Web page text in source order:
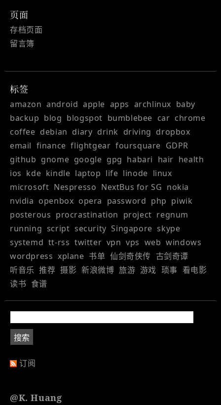
页面
存档页面
留言簿
标签
amazon android apple apps archlinux baby
backup blog blogspot bumblebee car chrome
coffee debian diary drink driving dropbox
email finance flightgear foursquare GDPR
github gnome google gpg habari hair health
ios kde kindle laptop life linode linux
microsoft Nespresso NextBus for SG nokia
nvidia openbox opera password php piwik
posterous procrastination project regnum
running script security Singapore skype
systemd tt-rss twitter vpn vps web windows
wordpress xplane 书单 仙剑奇侠传 古剑奇谭
听音乐 推荐 摄影 新浪微博 旅游 游戏 琐事 看电影
读书 食谱
订阅
@K. Huang